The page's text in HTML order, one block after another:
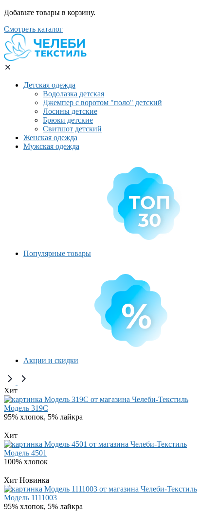
Добавьте товары в корзину.
Смотреть каталог
Детская одежда
Водолазка детская
Джемпер с воротом "поло" детский
Лосины детские
Брюки детские
Свитшот детский
Женская одежда
Мужская одежда
Популярные товары
Акции и скидки
Хит
Модель 319C
95% хлопок, 5% лайкра
Хит
Модель 4501
100% хлопок
Хит Новинка
Модель 1111003
95% хлопок, 5% лайкра